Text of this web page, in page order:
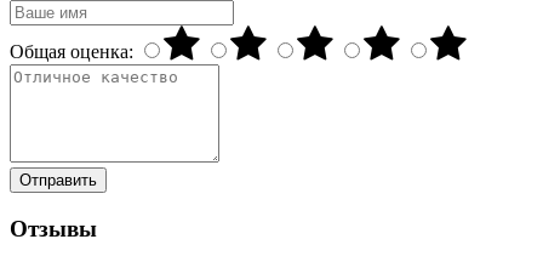
Общая оценка:
Отправить
Отзывы